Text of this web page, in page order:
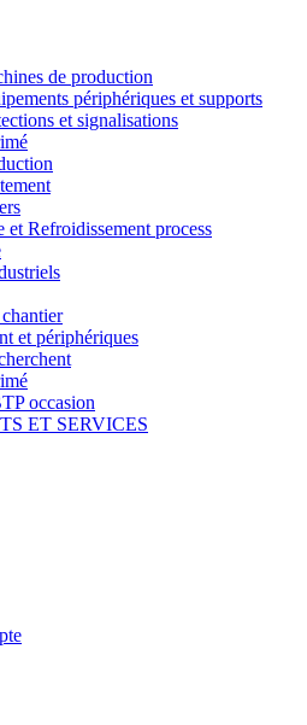
de production
périphériques et supports
et signalisations
et Refroidissement process
et périphériques
occasion
ET SERVICES